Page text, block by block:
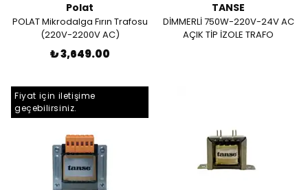
Polat
POLAT Mikrodalga Fırın Trafosu
(220V-2200V AC)
₺ 3,649.00
TANSE
DİMMERLİ 750W-220V-24V AC
AÇIK TİP İZOLE TRAFO
Fiyat için iletişime
geçebilirsiniz.